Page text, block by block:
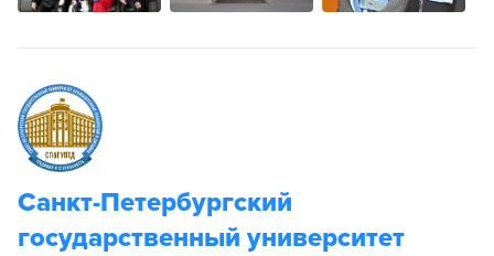
Санкт-Петербургский
государственный университет